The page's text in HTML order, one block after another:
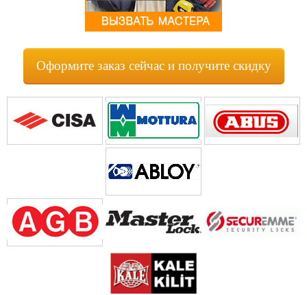
Оформите заказ сейчас и получите скидку